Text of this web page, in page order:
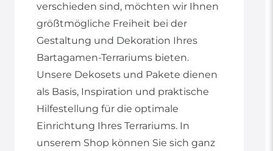
verschieden sind, möchten wir Ihnen
größtmögliche Freiheit bei der
Gestaltung und Dekoration Ihres
Bartagamen-Terrariums bieten.
Unsere Dekosets und Pakete dienen
als Basis, Inspiration und praktische
Hilfestellung für die optimale
Einrichtung Ihres Terrariums. In
unserem Shop können Sie sich ganz